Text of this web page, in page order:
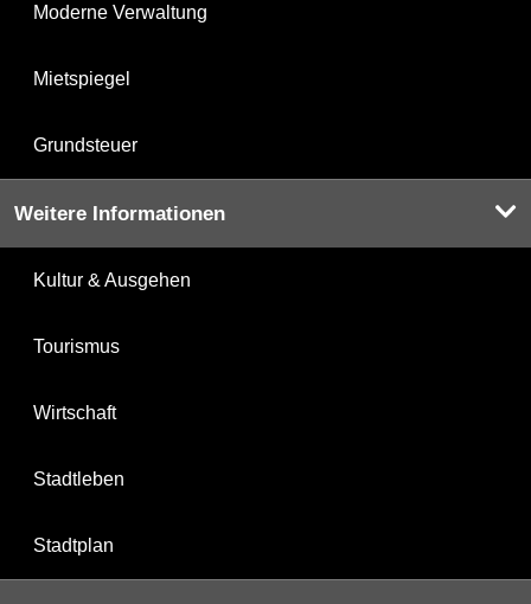
Moderne Verwaltung
Mietspiegel
Grundsteuer
Weitere Informationen
Kultur & Ausgehen
Tourismus
Wirtschaft
Stadtleben
Stadtplan